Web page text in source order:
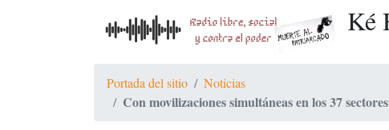
Ké
Portada del sitio Noticias
Con movilizaciones simultáneas en los 37